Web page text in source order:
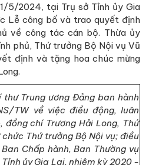
5/2024, tại Trụ sở Tỉnh ủy Gia
Lễ công bố và trao quyết định
về công tác cán bộ. Thừa ủy
phủ, Thứ trưởng Bộ Nội vụ Vũ
định và tặng hoa chúc mừng
Trung ương Đảng ban hành
TW về việc điều động, luân
đồng chí Trương Hải Long, Thứ
Thứ trưởng Bộ Nội vụ; điều
Chấp hành, Ban Thường vụ
ủy Gia Lai, nhiệm kỳ 2020 -